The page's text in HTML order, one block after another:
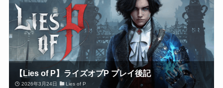
【Lies of P】ライズオブP プレイ後記
2026年3月24日 Lies of P